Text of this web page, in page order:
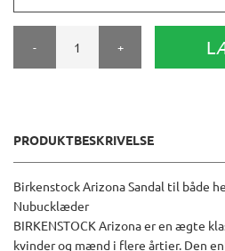
- +
PRODUKTBESKRIVELSE
Birkenstock Arizona Sandal til både
Nubucklæder
BIRKENSTOCK Arizona er en ægte
kvinder og mænd i flere årtier. Den